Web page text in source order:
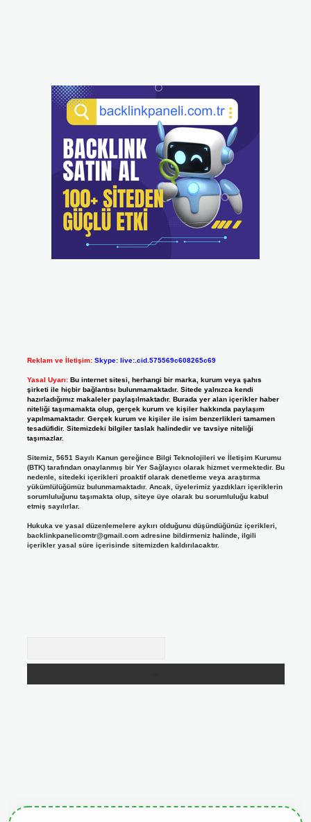
Reklam ve İletişim: Skype: live:.cid.575569c608265c69
Yasal Uyarı: Bu internet sitesi, herhangi bir marka, kurum veya şahıs
şirketi ile hiçbir bağlantısı bulunmamaktadır. Sitede yalnızca kendi
hazırladığımız makaleler paylaşılmaktadır. Burada yer alan içerikler haber
niteliği taşımamakta olup, gerçek kurum ve kişiler hakkında paylaşım
yapılmamaktadır. Gerçek kurum ve kişiler ile isim benzerlikleri tamamen
tesadüfidir. Sitemizdeki bilgiler taslak halindedir ve tavsiye niteliği
taşımazlar.
Sitemiz, 5651 Sayılı Kanun gereğince Bilgi Teknolojileri ve İletişim Kurumu
(BTK) tarafından onaylanmış bir Yer Sağlayıcı olarak hizmet vermektedir. Bu
nedenle, sitedeki içerikleri proaktif olarak denetleme veya araştırma
yükümlülüğümüz bulunmamaktadır. Ancak, üyelerimiz yazdıkları içeriklerin
sorumluluğunu taşımakta olup, siteye üye olarak bu sorumluluğu kabul
etmiş sayılırlar.
Hukuka ve yasal düzenlemelere aykırı olduğunu düşündüğünüz içerikleri,
backlinkpanelicomtr@gmail.comadresine bildirmeniz halinde, ilgili
içerikler yasal süre içerisinde sitemizden kaldırılacaktır.